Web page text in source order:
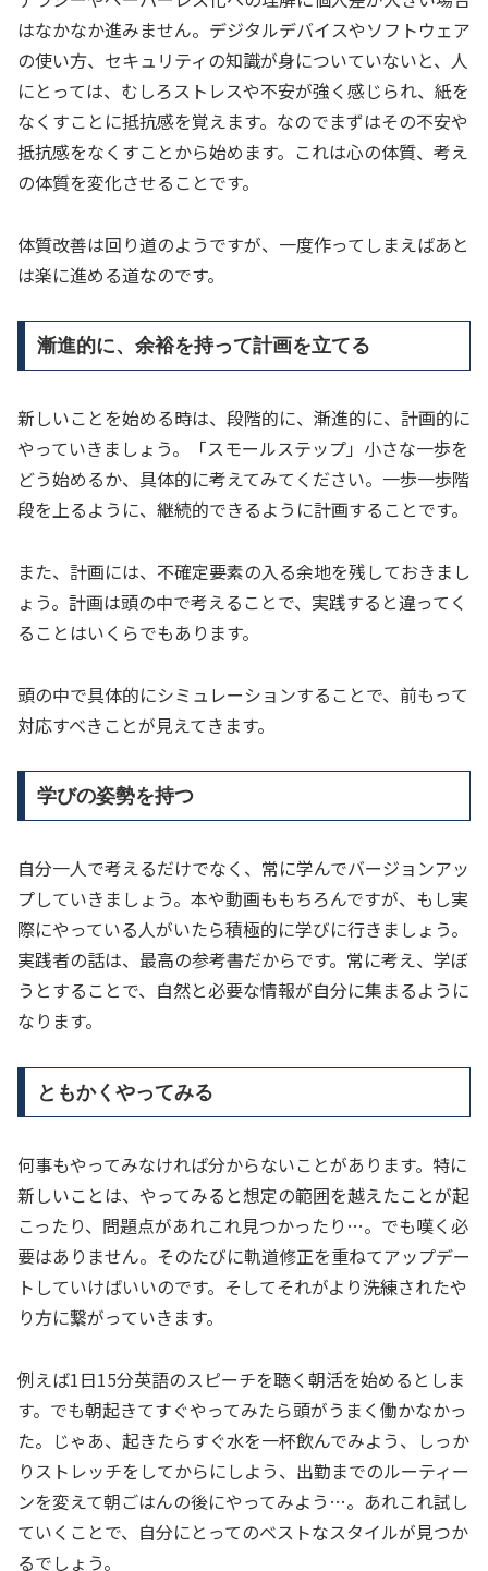
はなかなか進みません。デジタルデバイスやソフトウェア
の使い方、セキュリティの知識が身についていないと、人
にとっては、むしろストレスや不安が強く感じられ、紙を
なくすことに抵抗感を覚えます。なのでまずはその不安や
抵抗感をなくすことから始めます。これは心の体質、考え
の体質を変化させることです。
体質改善は回り道のようですが、一度作ってしまえばあと
は楽に進める道なのです。
漸進的に、余裕を持って計画を立てる
新しいことを始める時は、段階的に、漸進的に、計画的に
やっていきましょう。「スモールステップ」小さな一歩を
どう始めるか、具体的に考えてみてください。一歩一歩階
段を上るように、継続的できるように計画することです。
また、計画には、不確定要素の入る余地を残しておきまし
ょう。計画は頭の中で考えることで、実践すると違ってく
ることはいくらでもあります。
頭の中で具体的にシミュレーションすることで、前もって
対応すべきことが見えてきます。
学びの姿勢を持つ
自分一人で考えるだけでなく、常に学んでバージョンアッ
プしていきましょう。本や動画ももちろんですが、もし実
際にやっている人がいたら積極的に学びに行きましょう。
実践者の話は、最高の参考書だからです。常に考え、学ぼ
うとすることで、自然と必要な情報が自分に集まるように
なります。
ともかくやってみる
何事もやってみなければ分からないことがあります。特に
新しいことは、やってみると想定の範囲を越えたことが起
こったり、問題点があれこれ見つかったり…。でも嘆く必
要はありません。そのたびに軌道修正を重ねてアップデー
トしていけばいいのです。そしてそれがより洗練されたや
り方に繋がっていきます。
例えば1日15分英語のスピーチを聴く朝活を始めるとしま
す。でも朝起きてすぐやってみたら頭がうまく働かなかっ
た。じゃあ、起きたらすぐ水を一杯飲んでみよう、しっか
りストレッチをしてからにしよう、出勤までのルーティー
ンを変えて朝ごはんの後にやってみよう…。あれこれ試し
ていくことで、自分にとってのベストなスタイルが見つか
るでしょう。